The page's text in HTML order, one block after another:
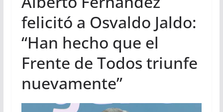
felicitó a Osvaldo Jaldo:
“Han hecho que el
Frente de Todos triunfe
nuevamente”